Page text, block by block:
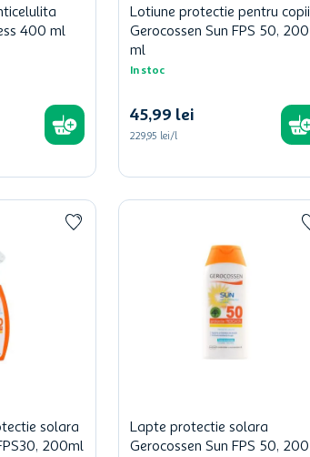
400 ml
Lotiune protectie pentru copii
Gerocossen Sun FPS 50, 200
ml
In stoc
45,99 lei
229,95 lei/l
solara
200ml
Lapte protectie solara
Gerocossen Sun FPS 50, 200